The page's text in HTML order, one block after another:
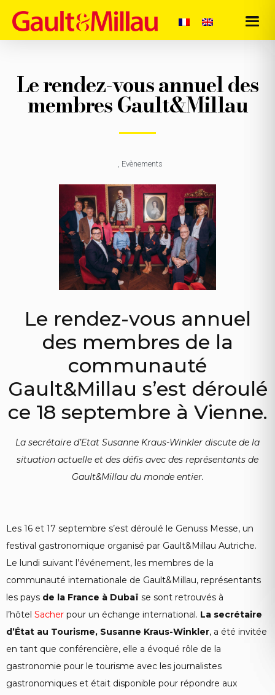
Le rendez-vous annuel des
membres Gault&Millau
, Evènements
Le rendez-vous annuel
des membres de la
communauté
Gault&Millau s’est déroulé
ce 18 septembre à Vienne.
La secrétaire d’Etat Susanne Kraus-Winkler discute de la
situation actuelle et des défis avec des représentants de
Gault&Millau du monde entier.
Les 16 et 17 septembre s’est déroulé le Genuss Messe, un
festival gastronomique organisé par Gault&Millau Autriche.
Le lundi suivant l’événement, les membres de la
communauté internationale de Gault&Millau, représentants
les pays de la France à Dubaï se sont retrouvés à
l’hôtel Sacher pour un échange international. La secrétaire
d’État au Tourisme, Susanne Kraus-Winkler, a été invitée
en tant que conférencière, elle a évoqué rôle de la
gastronomie pour le tourisme avec les journalistes
gastronomiques et était disponible pour répondre aux